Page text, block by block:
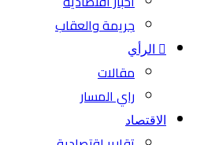
جريمة والعقاب
الرأي
مقالات
راي المسار
الاقتصاد